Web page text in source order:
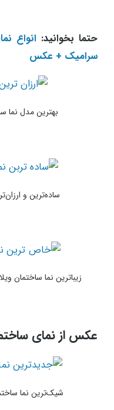
حتما بخوانید:انواع
سرامیک + عکس
بهترین مدل نما
ساده‌ترین و
زیباترین نما ساختمان
عکس از نمای
شیک‌ترین نما